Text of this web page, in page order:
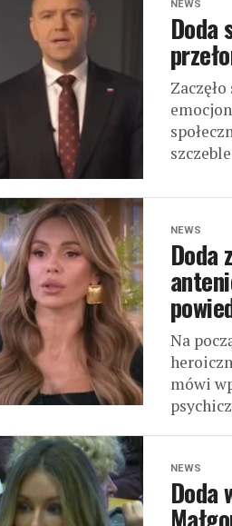
NEWS
Doda
NEWS
Doda
Na
mówi
NEWS
Doda